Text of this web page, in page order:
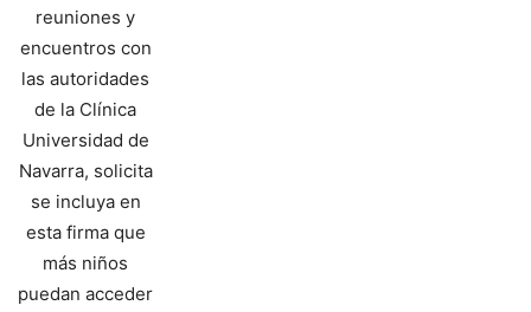
reuniones y
encuentros con
las autoridades
de la Clínica
Universidad de
Navarra, solicita
se incluya en
esta firma que
más niños
puedan acceder